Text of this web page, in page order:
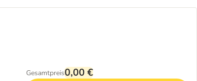
Gesamtpreis0,00 €